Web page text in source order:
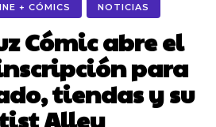
+ CÓMICS NOTICIAS
Cómic abre el
para
tiendas y su
Alley